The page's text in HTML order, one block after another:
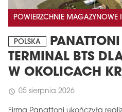
POWIERZCHNIE MAGAZYNOWE
POLSKA
TERMINAL BTS
W OKOLICACH
schedule 05 sierpnia 2026